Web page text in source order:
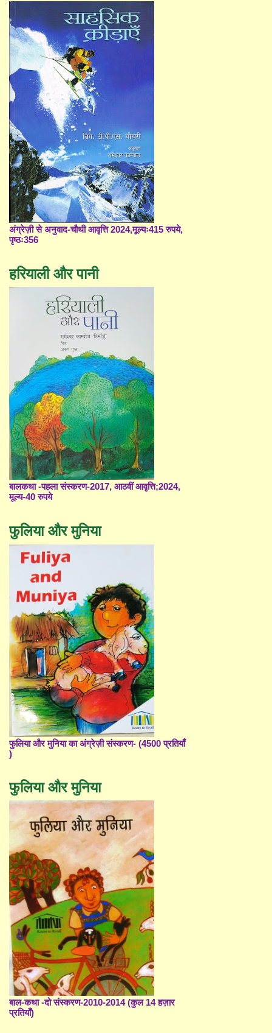
अंग्रेज़ी से अनुवाद-चौथी आवृत्ति 2024,मूल्यः415 रुपये,
पृष्ठः356
हरियाली और पानी
बालकथा -पहला संस्करण-2017, आठवीं आवृत्ति;2024,
मूल्य-40 रुपये
फुलिया और मुनिया
फुलिया और मुनिया का अंग्रेज़ी संस्करण- (4500 प्रतियाँ
)
फुलिया और मुनिया
बाल-कथा -दो संस्करण-2010-2014 (कुल 14 हज़ार
प्रतियाँ)